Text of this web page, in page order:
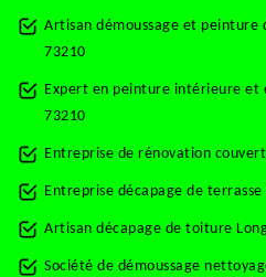
Artisan démoussage et peinture
73210
Expert en peinture intérieure et
73210
Entreprise de rénovation
Entreprise décapage de
Artisan décapage de toiture
Société de démoussage